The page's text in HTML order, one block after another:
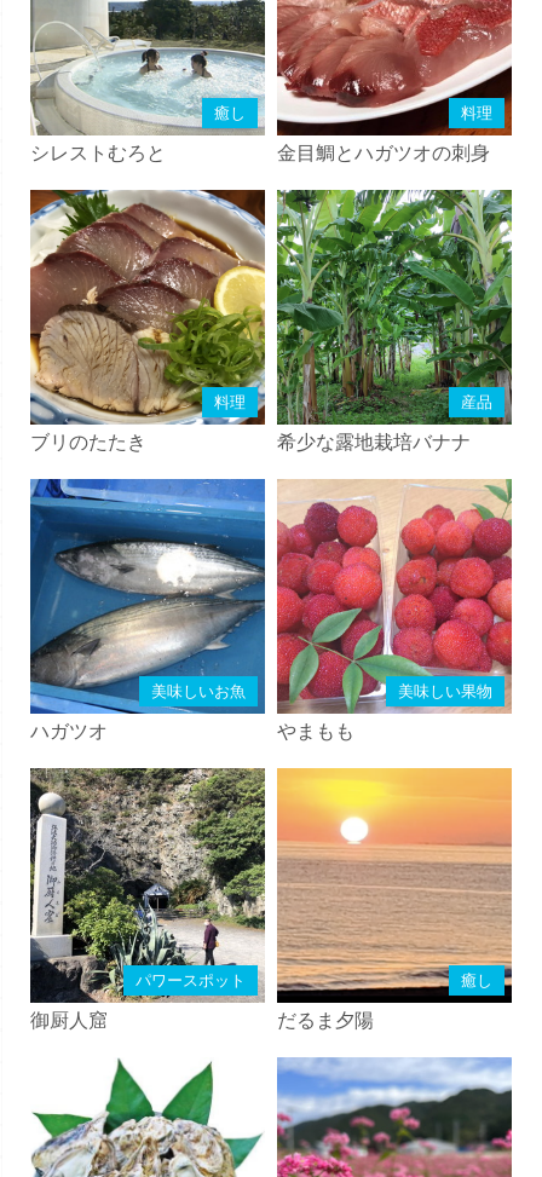
癒し
シレストむろと
料理
金目鯛とハガツオの刺身
料理
ブリのたたき
産品
希少な露地栽培バナナ
美味しいお魚
ハガツオ
美味しい果物
やまもも
パワースポット
御厨人窟
癒し
だるま夕陽